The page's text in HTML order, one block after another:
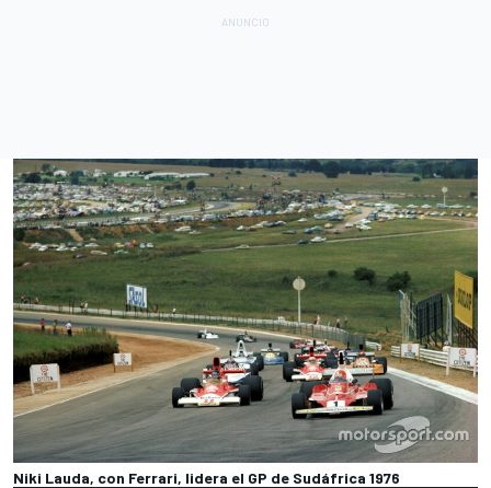
Niki Lauda, con Ferrari, lidera el GP de Sudáfrica 1976